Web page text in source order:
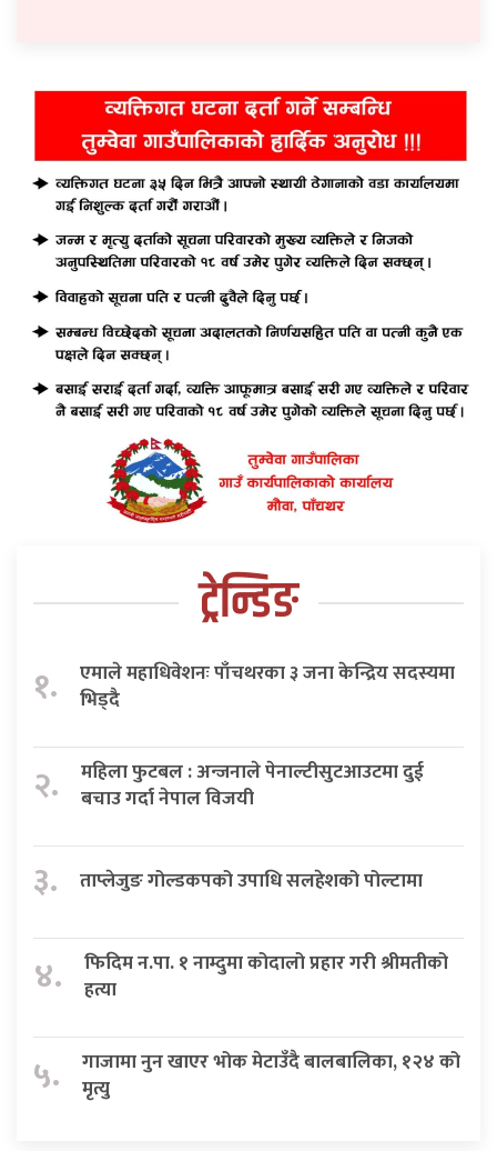
ट्रेन्डिङ
१.
एमाले महाधिवेशनः पाँचथरका ३ जना केन्द्रिय सदस्यमा
भिड्दै
२.
महिला फुटबल : अन्जनाले पेनाल्टीसुटआउटमा दुई
बचाउ गर्दा नेपाल विजयी
३. ताप्लेजुङ गोल्डकपको उपाधि सलहेशको पोल्टामा
४.
फिदिम न.पा. १ नाम्दुमा कोदालो प्रहार गरी श्रीमतीको
हत्या
५.
गाजामा नुन खाएर भोक मेटाउँदै बालबालिका, १२४ को
मृत्यु